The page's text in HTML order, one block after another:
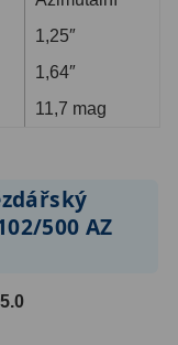
1,25″
1,64″
11,7 mag
500 AZ
5.0